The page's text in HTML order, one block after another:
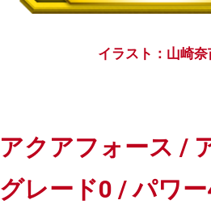
イラスト：山崎奈
アクアフォース /
グレード0 / パワ